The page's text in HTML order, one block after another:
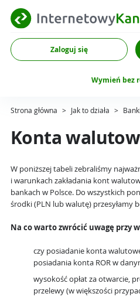
Zaloguj się
Wymień bez
Strona główna > Jak to działa > Banki
Konta
W poniższej tabeli zebraliśmy
i warunkach zakładania kont
bankach w Polsce. Do wszystkich
środki (PLN lub walutę) przesyłamy
Na co warto zwrócić uwagę przy
czy posiadanie konta
posiadania konta ROR w
wysokość opłat za otwarcie,
przelewy (w większości